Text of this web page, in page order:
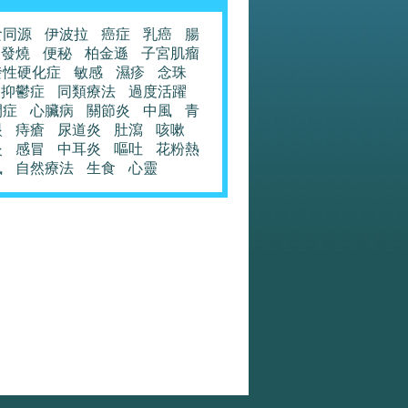
源 伊波拉 癌症 乳癌
腸
發燒
便秘 柏金遜
子宮肌瘤
硬化症
敏感 濕疹
念珠
抑鬱症
同類療法
過度活躍
心臟病 關節炎 中風
青
痔瘡 尿道炎 肚瀉
咳嗽
感冒 中耳炎 嘔吐
花粉熱
自然療法 生食 心靈